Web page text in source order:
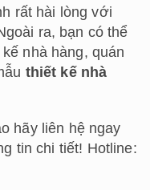
rất hài lòng với
ra, bạn có thể
nhà hàng, quán
thiết kế nhà
hãy liên hệ ngay
tin chi tiết! Hotline: